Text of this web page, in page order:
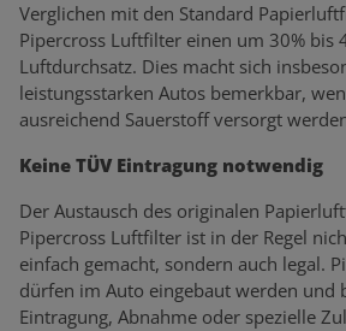
Verglichen mit den Standard
Pipercross Luftfilter einen um 30% bis
Luftdurchsatz. Dies macht sich
leistungsstarken Autos bemerkbar,
ausreichend Sauerstoff versorgt
Keine TÜV Eintragung notwendig
Der Austausch des originalen
Pipercross Luftfilter ist in der Regel
einfach gemacht, sondern auch legal.
dürfen im Auto eingebaut werden und
Eintragung, Abnahme oder spezielle